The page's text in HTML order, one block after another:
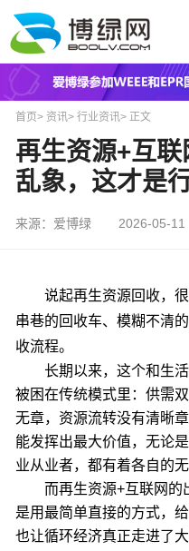
首页> 资讯> 行业资讯> 正文
再生资源+互
乱象，这才是
来源：爱博绿 2026-05-11
说起再生资源回收，很
串巷的回收车、模糊不清
收流程。
长期以来，这个和生活
被困在传统模式里：供需
无章，资源流转没有清晰
能发挥出最大价值，无论
业从业者，都有着各自的无
而再生资源+互联网的
是用最简单直接的方式，
也让循环经济真正走进了大